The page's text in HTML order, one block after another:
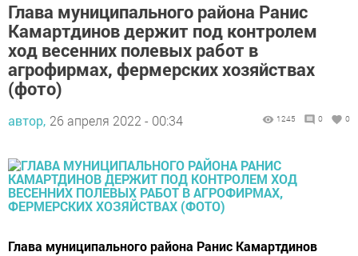
Глава муниципального района Ранис
Камартдинов держит под контролем
ход весенних полевых работ в
агрофирмах, фермерских хозяйствах
(фото)
автор, 26 апреля 2022 - 00:34 1245 0 0
Глава муниципального района Ранис Камартдинов